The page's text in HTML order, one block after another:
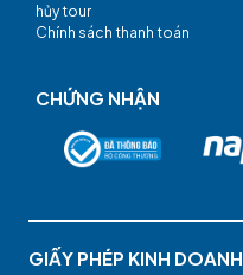
hủy tour
Chính sách thanh toán
CHỨNG NHẬN
GIẤY PHÉP KINH DOANH